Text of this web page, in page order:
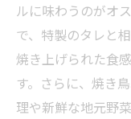
焼き鳥と
海の幸を
焼き鳥と
居酒屋
ルに味わうのがオ
で、特製のタレと
焼き上げられた食
す。さらに、焼き
理や新鮮な地元野